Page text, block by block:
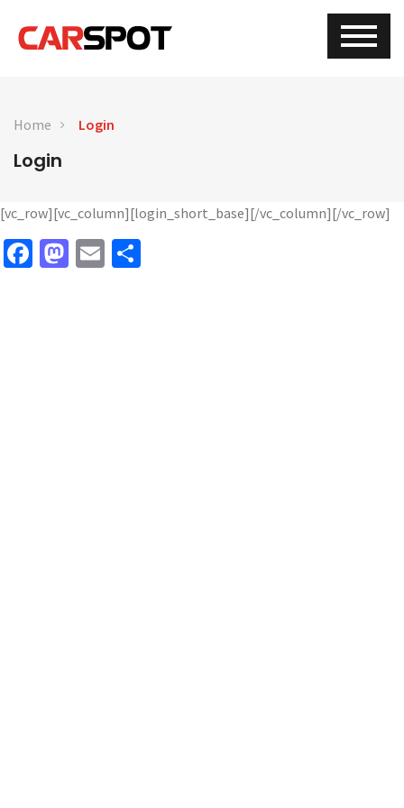
Home Login
Login
[vc_row][vc_column][login_short_base][/vc_column][/vc_row]
Facebook
Mastodon
Email